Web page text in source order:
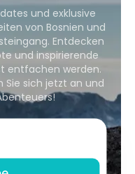
und exklusive
von Bosnien und
Entdecken
und inspirierende
entfachen werden.
Sie sich jetzt an und